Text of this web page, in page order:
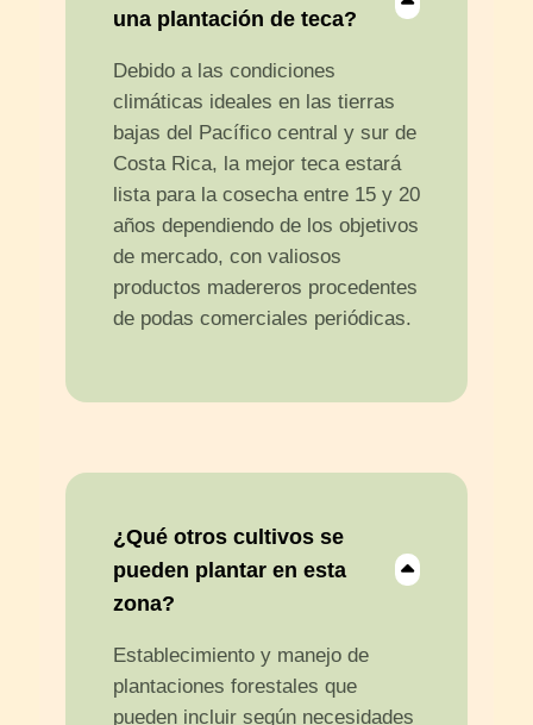
una plantación de teca?
Debido a las condiciones
climáticas ideales en las tierras
bajas del Pacífico central y sur de
Costa Rica, la mejor teca estará
lista para la cosecha entre 15 y 20
años dependiendo de los objetivos
de mercado, con valiosos
productos madereros procedentes
de podas comerciales periódicas.
¿Qué otros cultivos se
pueden plantar en esta
zona?
Establecimiento y manejo de
plantaciones forestales que
pueden incluir según necesidades